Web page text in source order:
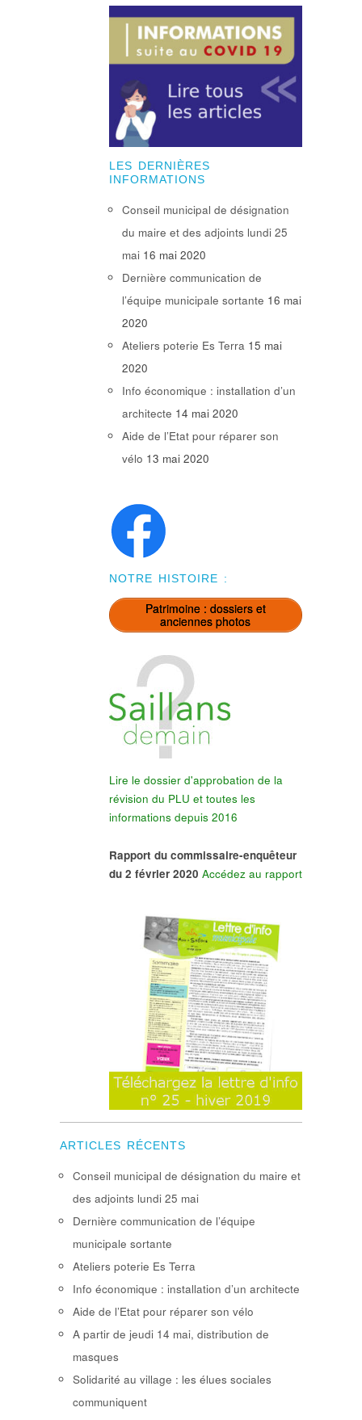
LES DERNIÈRES
INFORMATIONS
Conseil municipal de désignation
du maire et des adjoints lundi 25
mai 16 mai 2020
Dernière communication de
l’équipe municipale sortante 16 mai
2020
Ateliers poterie Es Terra 15 mai
2020
Info économique : installation d’un
architecte 14 mai 2020
Aide de l’Etat pour réparer son
vélo 13 mai 2020
NOTRE HISTOIRE :
Patrimoine : dossiers et
anciennes photos
Lire le dossier d'approbation de la
révision du PLU et toutes les
informations depuis 2016
Rapport du commissaire-enquêteur
du 2 février 2020 Accédez au rapport
ARTICLES RÉCENTS
Conseil municipal de désignation du maire et
des adjoints lundi 25 mai
Dernière communication de l’équipe
municipale sortante
Ateliers poterie Es Terra
Info économique : installation d’un architecte
Aide de l’Etat pour réparer son vélo
A partir de jeudi 14 mai, distribution de
masques
Solidarité au village : les élues sociales
communiquent